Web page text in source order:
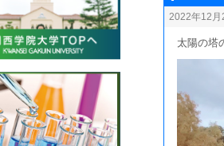
2022年12月
太陽の塔